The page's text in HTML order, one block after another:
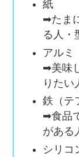
紙
➡︎たま
る人・
アルミ
➡︎美味
りたい
鉄（テ
➡︎食品
がある
シリコ